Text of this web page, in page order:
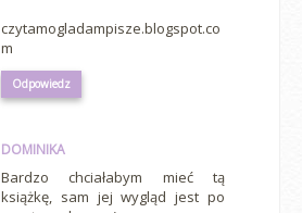
czytamogladampisze.blogspot.co
m
Odpowiedz
DOMINIKA
Bardzo chciałabym mieć tą
książkę, sam jej wygląd jest po